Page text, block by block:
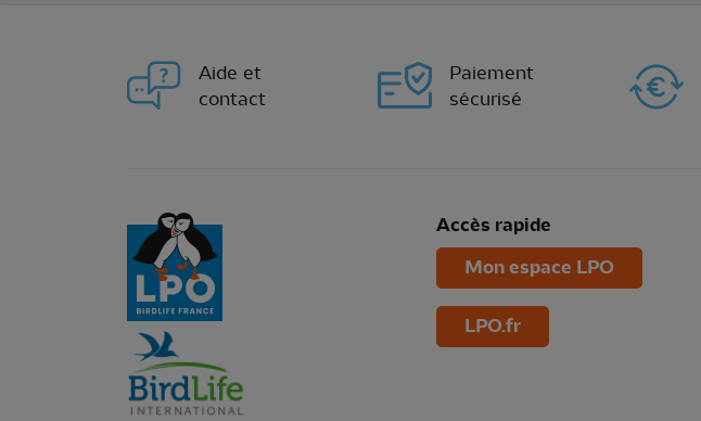
Aide et
contact
Paiement
sécurisé
Accès rapide
Mon espace LPO
LPO.fr